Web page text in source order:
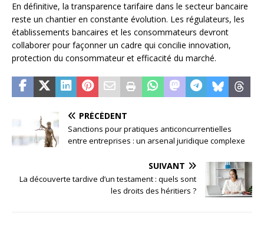
En définitive, la transparence tarifaire dans le secteur bancaire
reste un chantier en constante évolution. Les régulateurs, les
établissements bancaires et les consommateurs devront
collaborer pour façonner un cadre qui concilie innovation,
protection du consommateur et efficacité du marché.
PRÉCÉDENT
Sanctions pour pratiques anticoncurrentielles
entre entreprises : un arsenal juridique complexe
SUIVANT
La découverte tardive d’un testament : quels sont
les droits des héritiers ?